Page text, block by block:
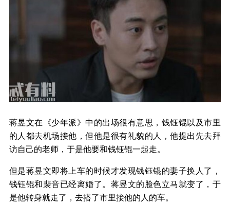
蒋昱文在《少年派》中的出场很有意思，钱钰锟以及市里
的人都去机场接他，但他是很有礼貌的人，他提出先去拜
访自己的老师，于是他要和钱钰锟一起走。
但是蒋昱文即将上车的时候才发现钱钰锟的妻子换人了，
钱钰锟和裴音已经离婚了。蒋昱文的脸色立马就变了，于
是他转身就走了，去搭了市里接他的人的车。